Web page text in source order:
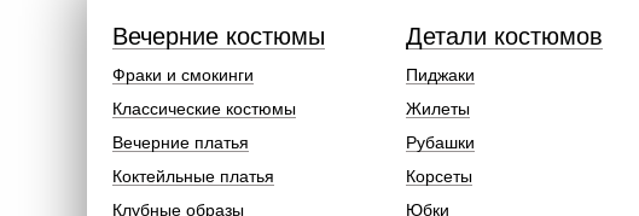
Фраки и смокинги
Классические костюмы
Вечерние платья
Коктейльные платья
Клубные образы
Пиджаки
Жилеты
Рубашки
Корсеты
Юбки
Вечерние костюмы Детали костюмов